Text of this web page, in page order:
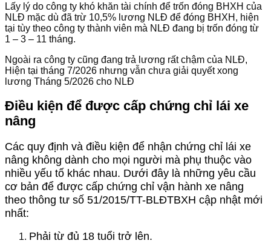
Lấy lý do công ty khó khăn tài chính để trốn đóng BHXH của
NLĐ mặc dù đã trừ 10,5% lương NLĐ để đóng BHXH, hiện
tại tùy theo công ty thành viên mà NLĐ đang bị trốn đóng từ
1 – 3 – 11 tháng.
Ngoài ra công ty cũng đang trả lương rất chậm của NLĐ,
Hiện tại tháng 7/2026 nhưng vẫn chưa giải quyết xong
lương Tháng 5/2026 cho NLĐ
Điều kiện để được cấp chứng chỉ lái xe
nâng
Các quy định và điều kiện để nhận chứng chỉ lái xe
nâng không dành cho mọi người mà phụ thuộc vào
nhiều yếu tố khác nhau. Dưới đây là những yêu cầu
cơ bản để được cấp chứng chỉ vận hành xe nâng
theo thông tư số 51/2015/TT-BLĐTBXH cập nhật mới
nhất:
Phải từ đủ 18 tuổi trở lên.